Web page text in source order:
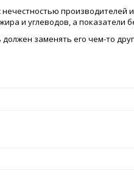
производителей
и углеводов, а показатели
заменять его чем-то